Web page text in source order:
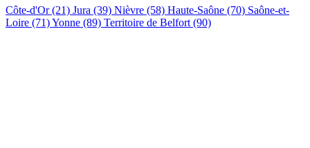
Côte-d'Or (21) Jura (39) Nièvre (58) Haute-Saône (70) Saône-et-
Loire (71)Yonne (89) Territoire de Belfort (90)